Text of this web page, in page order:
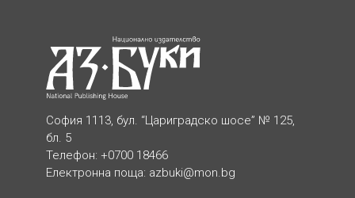
София 1113, бул. “Цариградско шосе” № 125,
бл. 5
Телефон: +0700 18466
Електронна поща: azbuki@mon.bg